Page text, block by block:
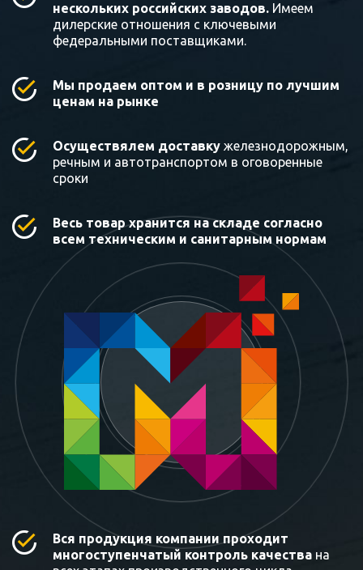
нескольких российских заводов. Имеем
дилерские отношения с ключевыми
федеральными поставщиками.
Мы продаем оптом и в розницу по лучшим
ценам на рынке
Осуществялем доставку железнодорожным,
речным и автотранспортом в оговоренные
сроки
Весь товар хранится на складе согласно
всем техническим и санитарным нормам
Вся продукция компании проходит
многоступенчатый контроль качества на